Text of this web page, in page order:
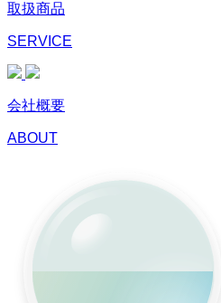
取扱商品
SERVICE
会社概要
ABOUT